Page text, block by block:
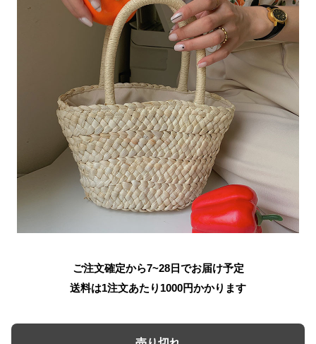
ご注文確定から7~28日でお届け予定
送料は1注文あたり 1000円かかります